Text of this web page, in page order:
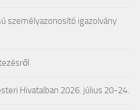
személyazonosító igazolvány
Hivatalban 2026. július 20-24.